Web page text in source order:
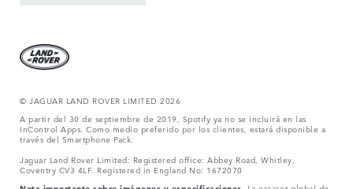
© JAGUAR LAND ROVER LIMITED 2026
A partir del 30 de septiembre de 2019, Spotify ya no se incluirá en las
InControl Apps. Como medio preferido por los clientes, estará disponible a
través del Smartphone Pack.
Jaguar Land Rover Limited: Registered office: Abbey Road, Whitley,
Coventry CV3 4LF. Registered in England No: 1672070